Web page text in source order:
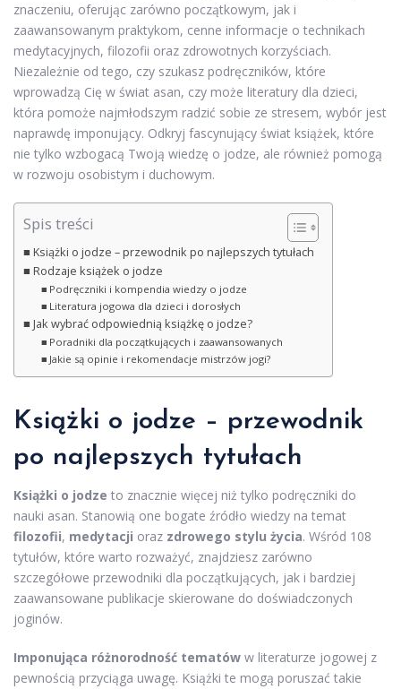
znaczeniu, oferując zarówno początkowym, jak i
zaawansowanym praktykom, cenne informacje o technikach
medytacyjnych, filozofii oraz zdrowotnych korzyściach.
Niezależnie od tego, czy szukasz podręczników, które
wprowadzą Cię w świat asan, czy może literatury dla dzieci,
która pomoże najmłodszym radzić sobie ze stresem, wybór jest
naprawdę imponujący. Odkryj fascynujący świat książek, które
nie tylko wzbogacą Twoją wiedzę o jodze, ale również pomogą
w rozwoju osobistym i duchowym.
Spis treści
Książki o jodze – przewodnik po najlepszych tytułach
Rodzaje książek o jodze
Podręczniki i kompendia wiedzy o jodze
Literatura jogowa dla dzieci i dorosłych
Jak wybrać odpowiednią książkę o jodze?
Poradniki dla początkujących i zaawansowanych
Jakie są opinie i rekomendacje mistrzów jogi?
Książki o jodze – przewodnik
po najlepszych tytułach
Książki o jodze to znacznie więcej niż tylko podręczniki do
nauki asan. Stanowią one bogate źródło wiedzy na temat
filozofii, medytacji oraz zdrowego stylu życia. Wśród 108
tytułów, które warto rozważyć, znajdziesz zarówno
szczegółowe przewodniki dla początkujących, jak i bardziej
zaawansowane publikacje skierowane do doświadczonych
joginów.
Imponująca różnorodność tematów w literaturze jogowej z
pewnością przyciąga uwagę. Książki te mogą poruszać takie